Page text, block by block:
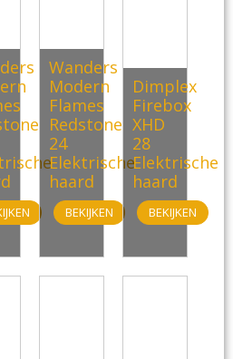
Wanders
Modern
Flames
Redstone
24
Elektrische
haard
BEKIJKEN
Dimplex
Firebox
XHD
28
Elektrische
haard
BEKIJKEN